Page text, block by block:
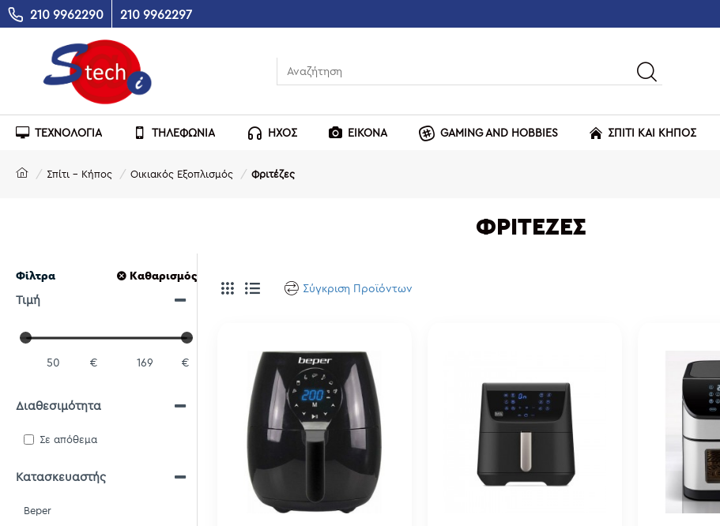
210 9962290 210 9962297
ΤΕΧΝΟΛΟΓΙΑ ΤΗΛΕΦΩΝΙΑ ΗΧΟΣ ΕΙΚΟΝΑ GAMING AND HOBBIES ΣΠΙΤΙ ΚΑΙ ΚΗΠΟΣ
Σπίτι - Κήπος Οικιακός Εξοπλισμός Φριτέζες
ΦΡΙΤΈΖΕΣ
Φίλτρα Καθαρισμός
Τιμή
€ €
Κατασκευαστής
Beper
Διαθεσιμότητα
Σε απόθεμα
Σύγκριση Προϊόντων